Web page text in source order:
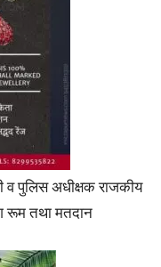
व पुलिस अधीक्षक राजकीय
रूम तथा मतदान